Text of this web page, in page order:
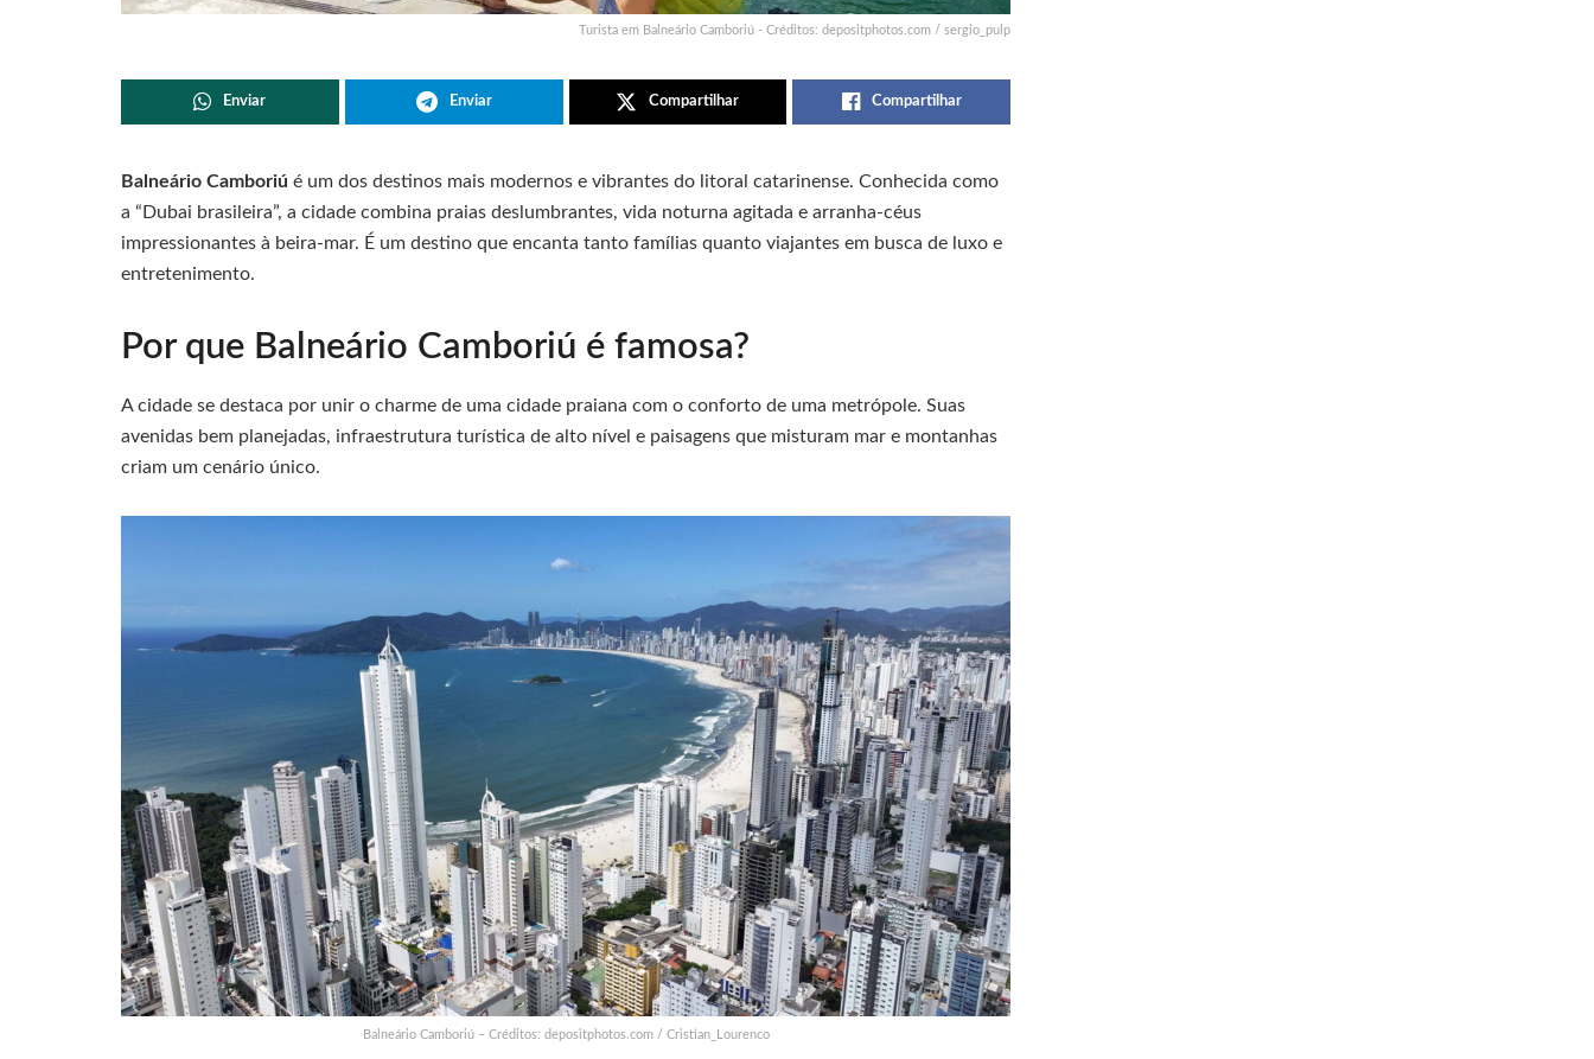
Turista em Balneário Camboriú - Créditos: depositphotos.com / sergio_pulp
Enviar Enviar Compartilhar Compartilhar
Balneário Camboriú é um dos destinos mais modernos e vibrantes do litoral catarinense. Conhecida como
a “Dubai brasileira”, a cidade combina praias deslumbrantes, vida noturna agitada e arranha-céus
impressionantes à beira-mar. É um destino que encanta tanto famílias quanto viajantes em busca de luxo e
entretenimento.
Por que Balneário Camboriú é famosa?
A cidade se destaca por unir o charme de uma cidade praiana com o conforto de uma metrópole. Suas
avenidas bem planejadas, infraestrutura turística de alto nível e paisagens que misturam mar e montanhas
criam um cenário único.
Balneário Camboriú – Créditos: depositphotos.com / Cristian_Lourenco